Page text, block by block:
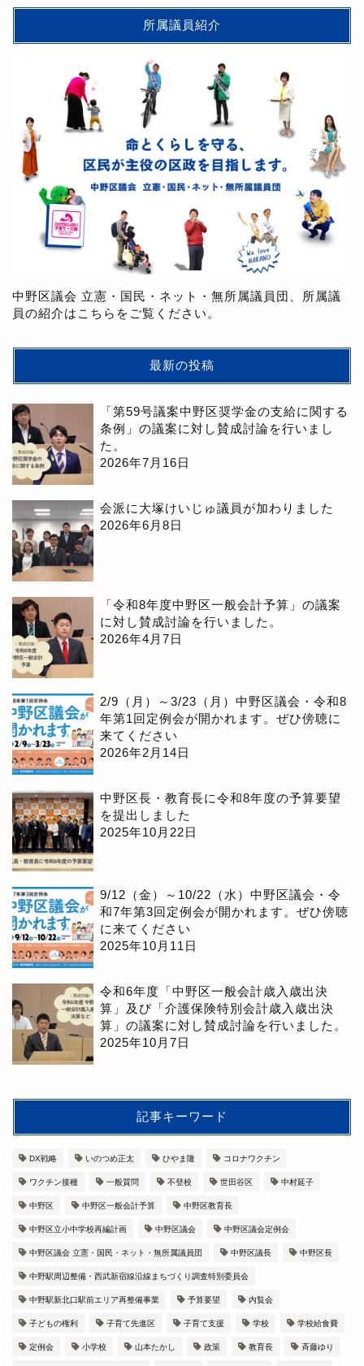
所属議員紹介
中野区議会 立憲・国民・ネット・無所属議員団、所属議
員の紹介はこちらをご覧ください。
最新の投稿
「第59号議案中野区奨学金の支給に関する
条例」の議案に対し賛成討論を行いまし
た。
2026年7月16日
会派に大塚けいじゅ議員が加わりました
2026年6月8日
「令和8年度中野区一般会計予算」の議案
に対し賛成討論を行いました。
2026年4月7日
2/9（月）～3/23（月）中野区議会・令和8
年第1回定例会が開かれます。ぜひ傍聴に
来てください
2026年2月14日
中野区長・教育長に令和8年度の予算要望
を提出しました
2025年10月22日
9/12（金）～10/22（水）中野区議会・令
和7年第3回定例会が開かれます。ぜひ傍聴
に来てください
2025年10月11日
令和6年度「中野区一般会計歳入歳出決
算」及び「介護保険特別会計歳入歳出決
算」の議案に対し賛成討論を行いました。
2025年10月7日
記事キーワード
DX戦略 いのつめ正太 ひやま隆 コロナワクチン
ワクチン接種 一般質問 不登校 世田谷区 中村延子
中野区 中野区一般会計予算 中野区教育長
中野区立小中学校再編計画 中野区議会 中野区議会定例会
中野区議会 立憲・国民・ネット・無所属議員団 中野区議長 中野区長
中野駅周辺整備・西武新宿線沿線まちづくり調査特別委員会
中野駅新北口駅前エリア再整備事業 予算要望 内覧会
子どもの権利 子育て先進区 子育て支援 学校 学校給食費
定例会 小学校 山本たかし 政策 教育長 斉藤ゆり